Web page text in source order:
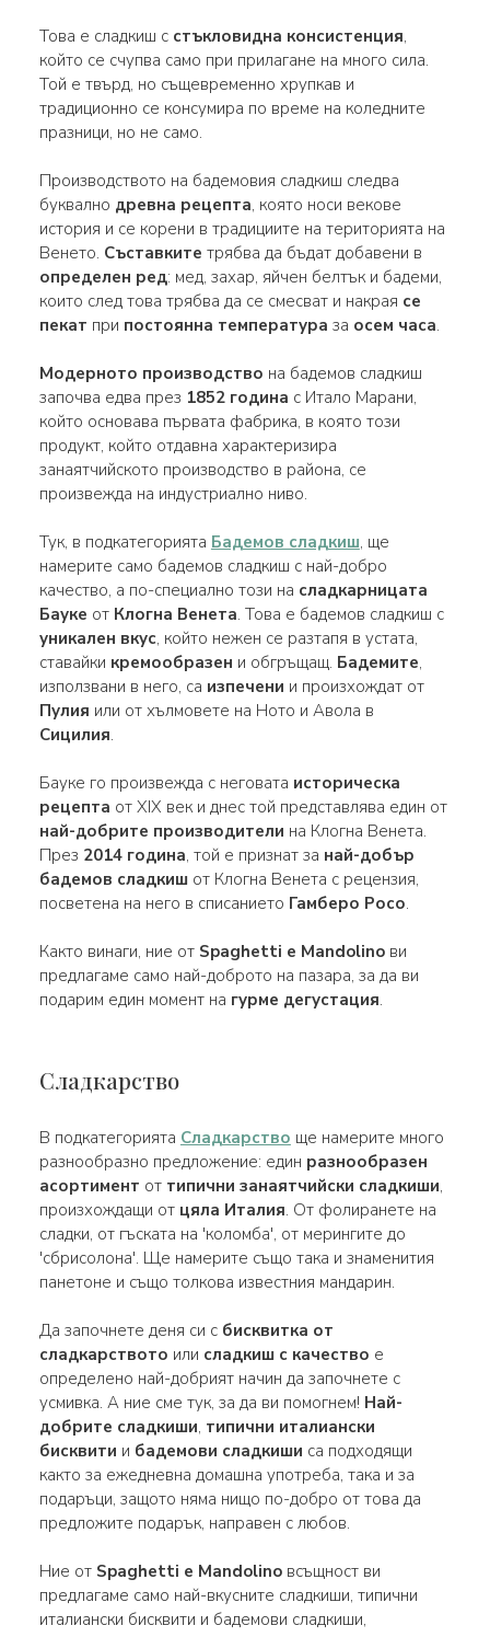
Това е сладкиш с стъкловидна консистенция,
който се счупва само при прилагане на много сила.
Той е твърд, но същевременно хрупкав и
традиционно се консумира по време на коледните
празници, но не само.
Производството на бадемовия сладкиш следва
буквално древна рецепта, която носи векове
история и се корени в традициите на територията на
Венето. Съставките трябва да бъдат добавени в
определен ред: мед, захар, яйчен белтък и бадеми,
които след това трябва да се смесват и накрая се
пекат при постоянна температура за осем часа.
Модерното производство на бадемов сладкиш
започва едва през 1852 година с Итало Марани,
който основава първата фабрика, в която този
продукт, който отдавна характеризира
занаятчийското производство в района, се
произвежда на индустриално ниво.
Тук, в подкатегорията Бадемов сладкиш, ще
намерите само бадемов сладкиш с най-добро
качество, а по-специално този на сладкарницата
Бауке от Клогна Венета. Това е бадемов сладкиш с
уникален вкус, който нежен се разтапя в устата,
ставайки кремообразен и обгръщащ. Бадемите,
използвани в него, са изпечени и произхождат от
Пулия или от хълмовете на Ното и Авола в
Сицилия.
Бауке го произвежда с неговата историческа
рецепта от XIX век и днес той представлява един от
най-добрите производители на Клогна Венета.
През 2014 година, той е признат за най-добър
бадемов сладкиш от Клогна Венета с рецензия,
посветена на него в списанието Гамберо Росо.
Както винаги, ние от Spaghetti e Mandolinoви
предлагаме само най-доброто на пазара, за да ви
подарим един момент на гурме дегустация.
Сладкарство
В подкатегорията Сладкарство ще намерите много
разнообразно предложение: един разнообразен
асортимент от типични занаятчийски сладкиши,
произхождащи от цяла Италия. От фолиранете на
сладки, от гъската на 'коломба', от мерингите до
'сбрисолона'. Ще намерите също така и знаменития
панетоне и също толкова известния мандарин.
Да започнете деня си с бисквитка от
сладкарството или сладкиш с качество е
определено най-добрият начин да започнете с
усмивка. А ние сме тук, за да ви помогнем! Най-
добрите сладкиши, типични италиански
бисквити и бадемови сладкиши са подходящи
както за ежедневна домашна употреба, така и за
подаръци, защото няма нищо по-добро от това да
предложите подарък, направен с любов.
Ние от Spaghetti e Mandolinoвсъщност ви
предлагаме само най-вкусните сладкиши, типични
италиански бисквити и бадемови сладкиши,